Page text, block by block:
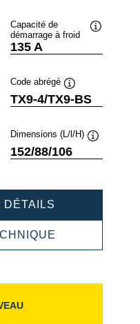
Capacité de
démarrage à froid
135 A
Code abrégé
Infobulle
TX9-4/TX9-BS
Dimensions (L/l/H)
152/88/106
DÉTAILS
508012014